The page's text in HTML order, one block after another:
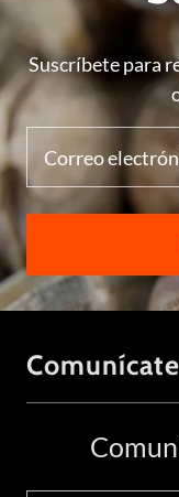
Suscríbete para
Correo